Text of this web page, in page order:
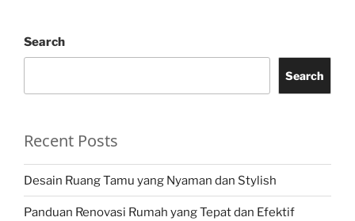
Search
Search
Recent Posts
Desain Ruang Tamu yang Nyaman dan Stylish
Panduan Renovasi Rumah yang Tepat dan Efektif